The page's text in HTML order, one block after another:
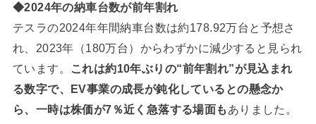
◆2024年の納車台数が前年割れ
テスラの2024年年間納車台数は約178.92万台と予想さ
れ、2023年（180万台）からわずかに減少すると見られ
ています。
これは約10年ぶりの“前年割れ”が見込まれ
る数字で、EV事業の成長が鈍化しているとの懸念か
ら、一時は株価が7％近く急落する場面も ありました。